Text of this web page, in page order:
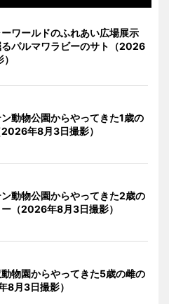
ワールドのふれあい広場展示
パルマワラビーのサト（2026
動物公園からやってきた1歳の
年8月3日撮影）
動物公園からやってきた2歳の
（2026年8月3日撮影）
物園からやってきた5歳の雌の
8月3日撮影）